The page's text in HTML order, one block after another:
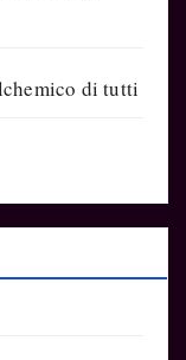
di tutti